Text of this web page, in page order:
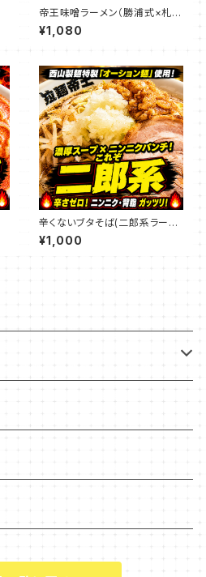
帝王味噌ラーメン（勝浦式×札幌
味噌）
¥1,080
辛くないブタそば(二郎系ラーメ
ン)
¥1,000